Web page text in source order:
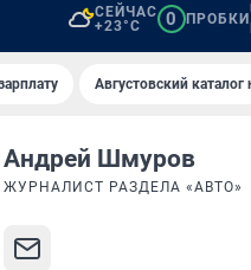
СЕЙЧАС
+23°C
0 ПРОБКИ
Августовский каталог
Андрей Шмуров
ЖУРНАЛИСТ РАЗДЕЛА «АВТО»